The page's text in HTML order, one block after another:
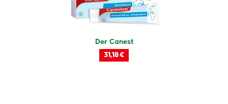
Der Canest
31,18 €